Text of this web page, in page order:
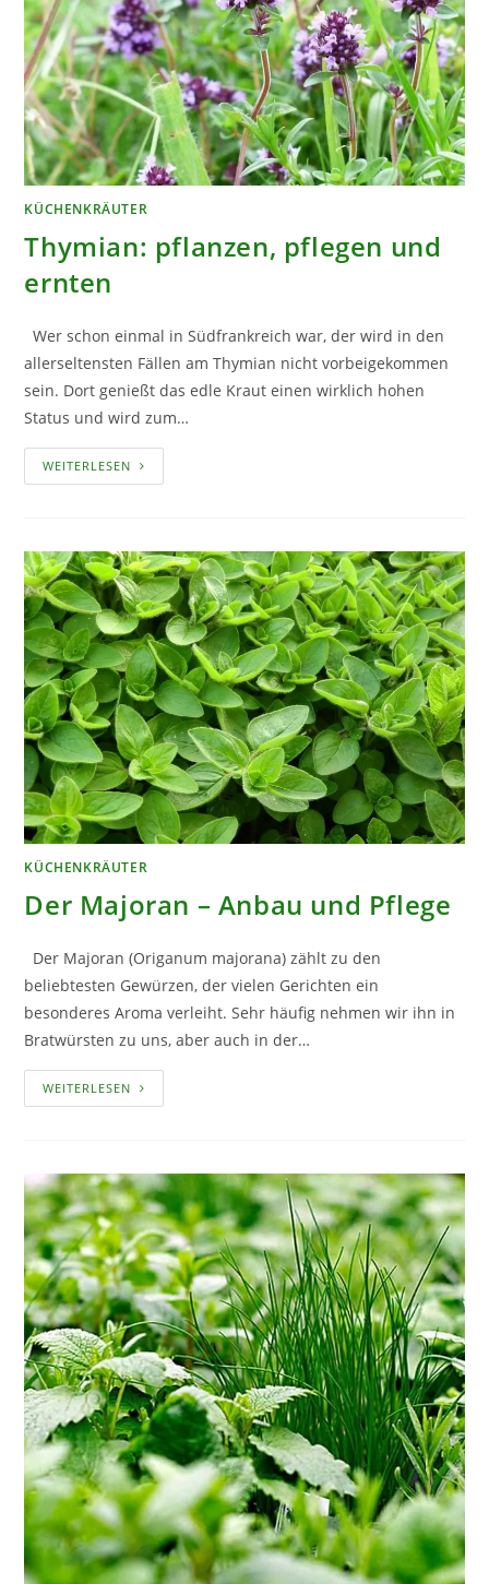
KÜCHENKRÄUTER
Thymian: pflanzen, pflegen und
ernten
Wer schon einmal in Südfrankreich war, der wird in den
allerseltensten Fällen am Thymian nicht vorbeigekommen
sein. Dort genießt das edle Kraut einen wirklich hohen
Status und wird zum…
WEITERLESEN THYMIAN:
PFLANZEN,
KÜCHENKRÄUTER
Der Majoran – Anbau und Pflege
Der Majoran (Origanum majorana) zählt zu den
beliebtesten Gewürzen, der vielen Gerichten ein
besonderes Aroma verleiht. Sehr häufig nehmen wir ihn in
Bratwürsten zu uns, aber auch in der…
WEITERLESEN DER
MAJORAN